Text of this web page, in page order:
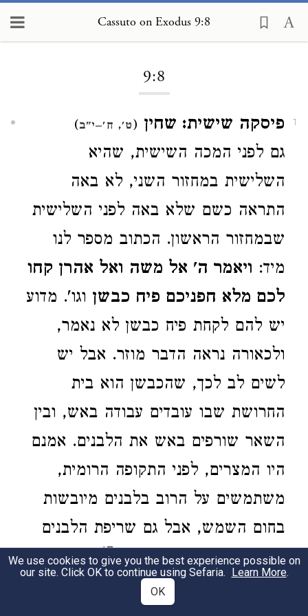
Cassuto on Exodus 9:8
9:8
1 פיסקה שישית: שחין (ט', ח'–י"ב)
גם לפני המכה השישית, שהיא
השלישית במחזור השני, לא באה
התראה כשם שלא באה לפני השלישית
שבמחזור הראשון. הכתוב מספר לנו
מיד: ויאמר ה' אל משה ואל אהרן קחו
לכם מלא חפניכם פיח כבשן וגו'. מדוע
יש להם לקחת פיח כבשן לא נאמר,
ולכאורה נראה הדבר מוזר. אבל יש
לשים לב לכך, שהכבשן הוא בית
החרושת שבו עובדים עבודה באש, ובין
השאר שורפים באש את הלבנים. אמנם
היו המצרים, לפני התקופה הרומית,
משתמשים על הרוב בלבנים מיובשות
בחום השמש, אבל גם שריפת הלבנים
בכבשן היתה נהוגה אצלם.17ודווקא
בבניינים מימי השושלת התשע עשרה,
We use cookies to give you the best experience possible on
our site. Click OK to continue using Sefaria. Learn More.
OK